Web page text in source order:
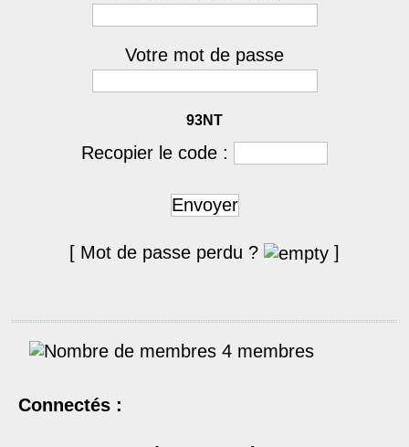
Votre mot de passe
93NT
Recopier le code :
Envoyer
[ Mot de passe perdu ? ]
4 membres
Connectés :